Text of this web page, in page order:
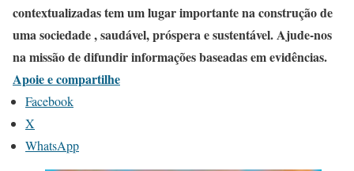
contextualizadas tem um lugar importante na construção de
uma sociedade , saudável, próspera e sustentável. Ajude-nos
na missão de difundir informações baseadas em evidências.
Apoie e compartilhe
Facebook
X
WhatsApp